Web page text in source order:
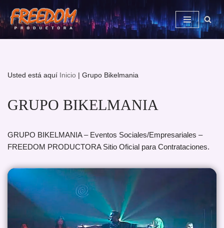
Saltar
al
Usted está aquí Inicio | Grupo Bikelmania
GRUPO BIKELMANIA
GRUPO BIKELMANIA – Eventos Sociales/Empresariales –
FREEDOM PRODUCTORA Sitio Oficial para Contrataciones.